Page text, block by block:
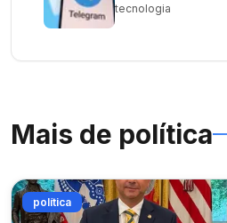
tecnologia
Mais de política
política